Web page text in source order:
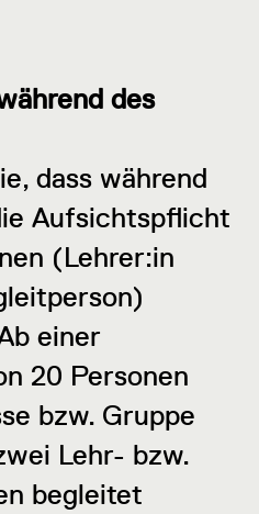
des
dass während
Aufsichtspflicht
(Lehrer:in
einer
20 Personen
bzw. Gruppe
Lehr- bzw.
begleitet